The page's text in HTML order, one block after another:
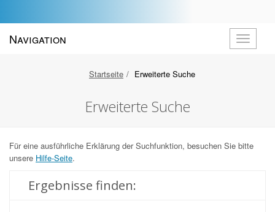
öffnen
Navigation
Startseite Erweiterte Suche
Erweiterte Suche
Für eine ausführliche Erklärung der Suchfunktion, besuchen Sie bitte
unsere Hilfe-Seite.
Ergebnisse finden: